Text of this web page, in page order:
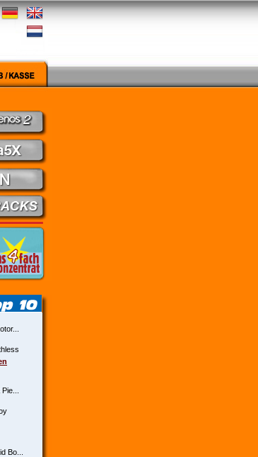
& Juanita du Plessis // Kein Gefühl - Marius Müller-Westerhagen //
Bo...